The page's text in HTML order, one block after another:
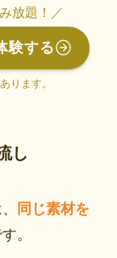
放題！／
験する
ります 。
し
同じ素材を
。